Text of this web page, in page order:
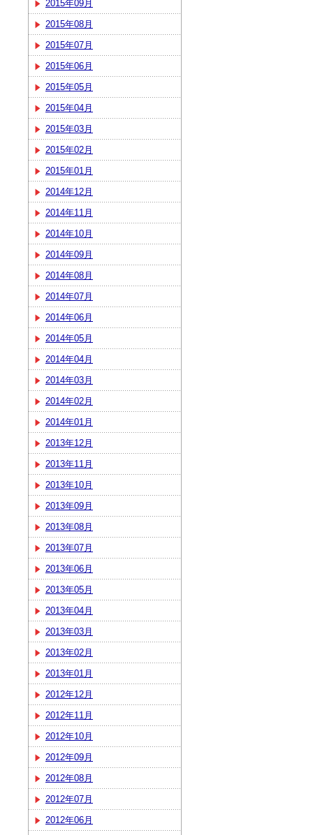
2015年09月
2015年08月
2015年07月
2015年06月
2015年05月
2015年04月
2015年03月
2015年02月
2015年01月
2014年12月
2014年11月
2014年10月
2014年09月
2014年08月
2014年07月
2014年06月
2014年05月
2014年04月
2014年03月
2014年02月
2014年01月
2013年12月
2013年11月
2013年10月
2013年09月
2013年08月
2013年07月
2013年06月
2013年05月
2013年04月
2013年03月
2013年02月
2013年01月
2012年12月
2012年11月
2012年10月
2012年09月
2012年08月
2012年07月
2012年06月